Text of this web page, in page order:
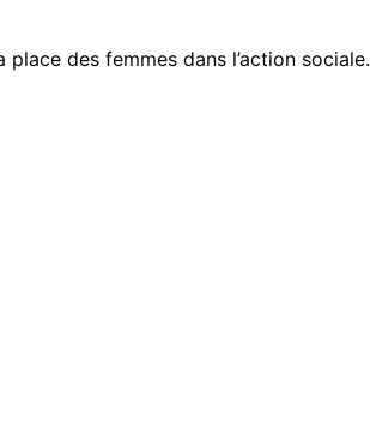
des femmes dans l’action sociale.